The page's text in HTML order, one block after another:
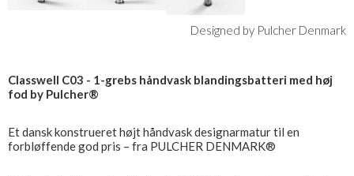
Designed by Pulcher Denmark
Classwell C03 - 1-grebs håndvask blandingsbatteri med høj
fod by Pulcher®
Et dansk konstrueret højt håndvask designarmatur til en
forbløffende god pris – fra PULCHER DENMARK®